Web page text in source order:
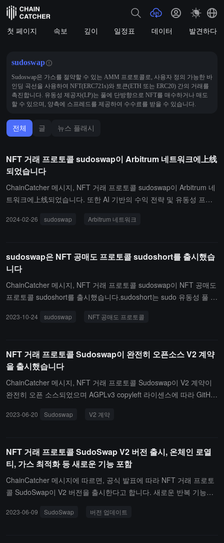
첫 페이지 속보 깊이 일정표 데이터 발견하다
sudoswap
Sudoswap은 가스를 절약할 수 있는 AMM 프로토콜로, 사용자 정의 가능한 바
인딩 곡선을 사용하여 NFT(ERC721s)와 토큰(ETH 또는 ERC20) 간의 거래를
촉진합니다. 유동성 제공자(LP)는 풀에 단방향으로 NFT를 매수하거나 매도
할 수 있으며, 양측에 스프레드를 제공하여 수수료를 받을 수 있습니다.
전체 글 뉴스 플래시
NFT 거래 프로토콜 sudoswap이 Arbitrum 네트워크에上线
되었습니다
ChainCatcher 메시지, NFT 거래 프로토콜 sudoswap이 Arbitrum 네
트워크에上线되었습니다. 또한 AI 기반의 수익 전략 및 유동성 프로
경매 메커니즘을 채택할 것입니다.
2024-02-26 sudoswap Arbitrum 네트워크
sudoswap은 NFT 공매도 프로토콜 sudoshort를 출시했습
니다
ChainCatcher 메시지, NFT 거래 프로토콜 sudoswap이 NFT 공매도
프로토콜 sudoshort를 출시했습니다.sudoshort는 sudo 유동성 풀 위
움을 담보로 제공하여 그들의 NFT를 빌릴 수 있도록 허용하며, 고정
2023-10-24 sudoswap NFT 공매도 프로토콜
NFT 거래 프로토콜 Sudoswap이 완전히 오픈소스 V2 계약
을 출시했습니다
ChainCatcher 메시지, NFT 거래 프로토콜 Sudoswap이 V2 계약이
완전히 오픈 소스되었으며 AGPLv3 copyleft 라이센스에 따라 GitHu
바와 같이, NFT 거래 프로토콜 SudoSwap이 V2 버전을 출시한다고
화 등이 포함됩니다.（출처 링크）
2023-06-20 Sudoswap V2 계약
NFT 거래 프로토콜 SudoSwap V2 버전 출시, 온체인 로열
티, 가스 최적화 등 새로운 기능 포함
ChainCatcher 메시지에 따르면, 공식 발표에 따라 NFT 거래 프로토
콜 SudoSwap이 V2 버전을 출시한다고 합니다. 새로운 반복 기능에
주문, 수수료 흐름 및 가스 최적화 등이 포함됩니다.（출처 링크）
2023-06-09 SudoSwap 버전 업데이트